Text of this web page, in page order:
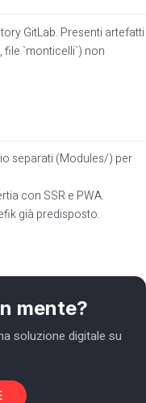
GitLab. Presenti artefatti
file `monticelli`) non
separati (Modules/) per
con SSR e PWA.
già predisposto.
mente?
soluzione digitale su